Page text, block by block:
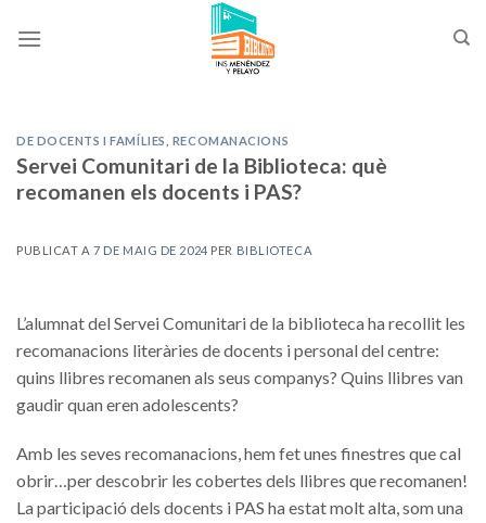
DE DOCENTS I FAMÍLIES RECOMANACIONS
Servei Comunitari de la Biblioteca: què
recomanen els docents i PAS?
PUBLICAT A7 DE MAIG DE 2024 PER BIBLIOTECA
L’alumnat del Servei Comunitari de la biblioteca ha recollit les
recomanacions literàries de docents i personal del centre:
quins llibres recomanen als seus companys? Quins llibres van
gaudir quan eren adolescents?
Amb les seves recomanacions, hem fet unes finestres que cal
obrir…per descobrir les cobertes dels llibres que recomanen!
La participació dels docents i PAS ha estat molt alta, som una